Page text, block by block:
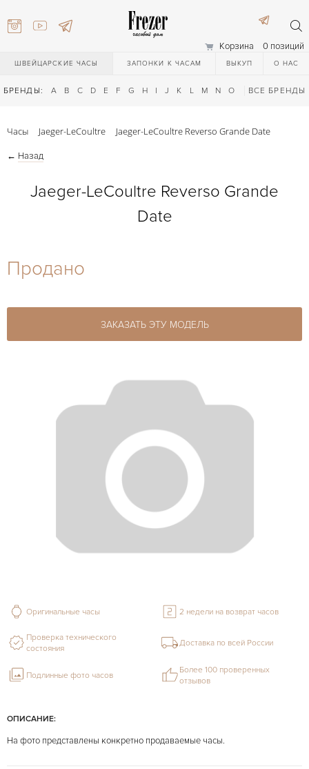
Корзина 0 позиций
ШВЕЙЦАРСКИЕ ЧАСЫ ЗАПОНКИ К ЧАСАМ ВЫКУП О НАС
БРЕНДЫ: A B C D E F G H I J K L M N O Q R S T
ВСЕ БРЕНДЫ
27-44
Часы Jaeger-LeCoultre Jaeger-LeCoultre Reverso Grande Date
← Назад
Jaeger-LeCoultre Reverso Grande
Date
Продано
ЗАКАЗАТЬ ЭТУ МОДЕЛЬ
ОПИСАНИЕ:
На фото представлены конкретно продаваемые часы.
Оригинальные часы 2 недели на возврат часов
Проверка технического
состояния
Доставка по всей России
Подлинные фото часов
Более 100 проверенных
отзывов